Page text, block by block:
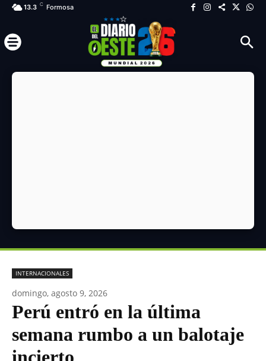
13.3 C Formosa
INTERNACIONALES
domingo, agosto 9, 2026
Perú entró en la última
semana rumbo a un balotaje